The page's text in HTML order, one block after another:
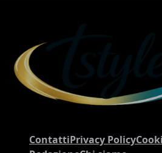
ContattiPrivacy Policy